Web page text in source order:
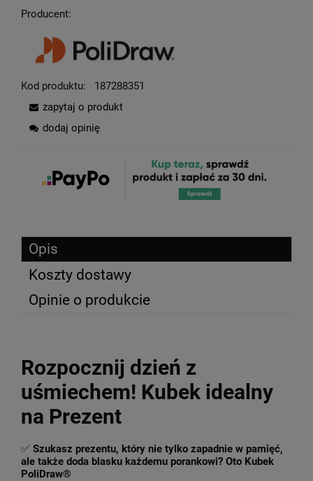
Producent:
Kod produktu:
187288351
zapytaj o produkt
dodaj opinię
Opis
Koszty dostawy
Opinie o produkcie
Rozpocznij dzień z
uśmiechem! Kubek idealny
na Prezent
✅ Szukasz prezentu, który nie tylko zapadnie w pamięć,
ale także doda blasku każdemu porankowi? Oto Kubek
PoliDraw®